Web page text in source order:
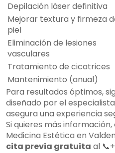
Depilación láser definitiva
Mejorar textura y firmeza
piel
Eliminación de lesiones
vasculares
Tratamiento de cicatrices
Mantenimiento (anual)
Para resultados óptimos,
diseñado por el
asegura una experiencia
Si quieres más
Medicina Estética en
cita previa gratuita al